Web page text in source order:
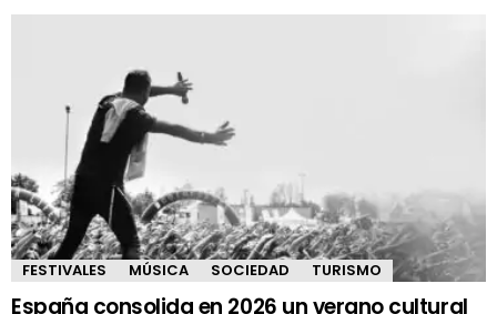
FESTIVALES MÚSICA SOCIEDAD TURISMO
España consolida en 2026 un verano cultural